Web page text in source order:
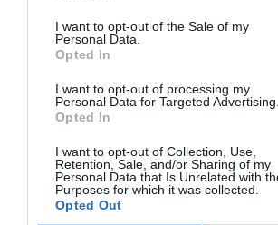
I want to opt-out of the Sale of my
Personal Data.
Opted In
I want to opt-out of processing my
Personal Data for Targeted Advertising.
Opted In
I want to opt-out of Collection, Use,
Retention, Sale, and/or Sharing of my
Personal Data that Is Unrelated with
Purposes for which it was collected.
Opted Out